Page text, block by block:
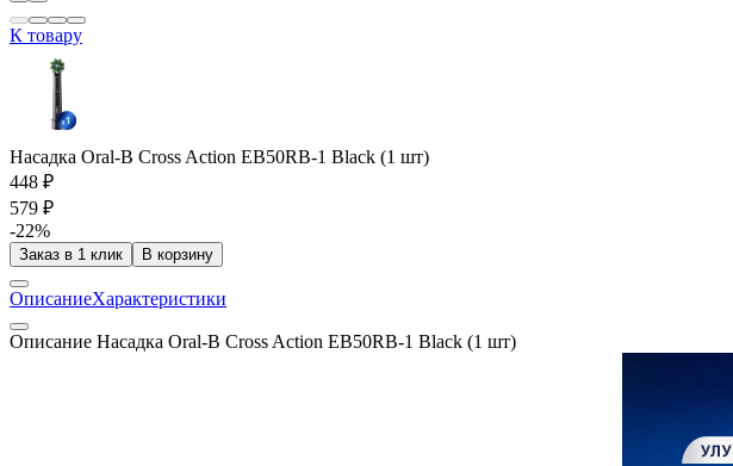
К товару
Насадка Oral-B Cross Action EB50RB-1 Black (1 шт)
448 ₽
579 ₽
-22%
Заказ в 1 клик В корзину
ОписаниеХарактеристики
Описание Насадка Oral-B Cross Action EB50RB-1 Black (1 шт)